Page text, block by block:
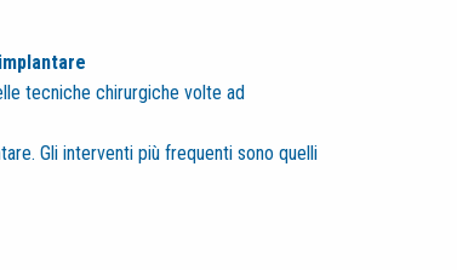
tecniche chirurgiche volte ad
Gli interventi più frequenti sono quelli